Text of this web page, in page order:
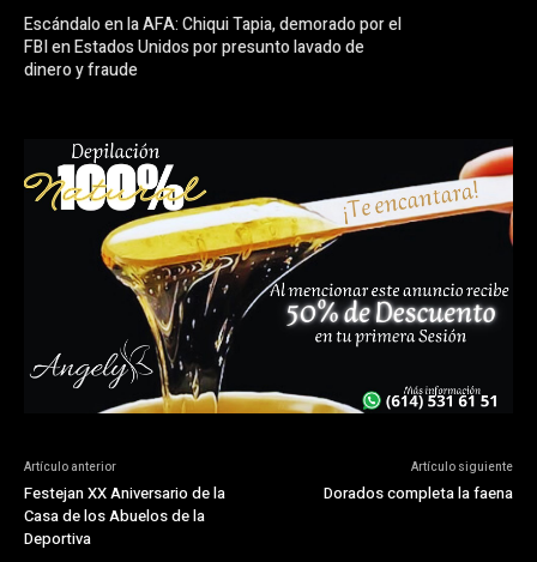
Escándalo en la AFA: Chiqui Tapia, demorado por el
FBI en Estados Unidos por presunto lavado de
dinero y fraude
Artículo anterior
Festejan XX Aniversario de la
Casa de los Abuelos de la
Deportiva
Artículo siguiente
Dorados completa la faena